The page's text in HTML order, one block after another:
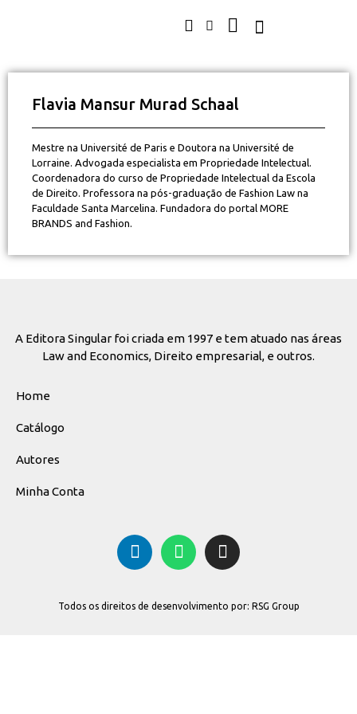
Flavia Mansur Murad Schaal
Mestre na Université de Paris e Doutora na Université de
Lorraine. Advogada especialista em Propriedade Intelectual.
Coordenadora do curso de Propriedade Intelectual da Escola
de Direito. Professora na pós-graduação de Fashion Law na
Faculdade Santa Marcelina. Fundadora do portal MORE
BRANDS and Fashion.
A Editora Singular foi criada em 1997 e tem atuado nas áreas
Law and Economics, Direito empresarial, e outros.
Home
Catálogo
Autores
Minha Conta
Todos os direitos de desenvolvimento por: RSG Group